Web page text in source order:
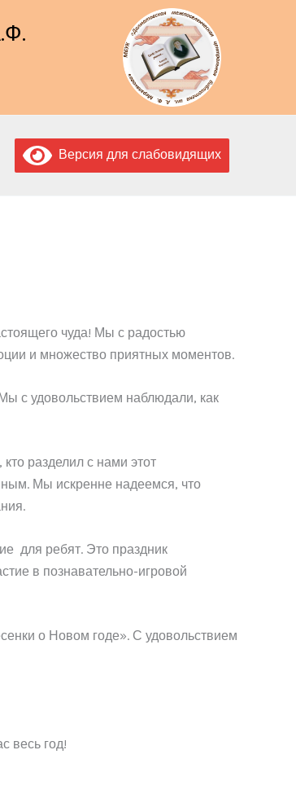
Версия для слабовидящих
чуда! Мы с радостью
и множество приятных моментов.
с удовольствием наблюдали, как
разделил с нами этот
Мы искренне надеемся, что
для ребят. Это праздник
в познавательно-игровой
о Новом годе». С удовольствием
весь год!